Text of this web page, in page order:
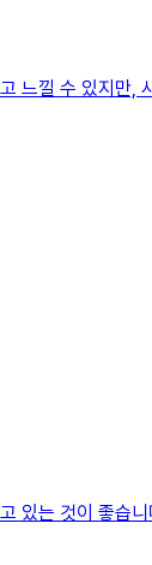
낄 수 있지만
있는 것이 좋습